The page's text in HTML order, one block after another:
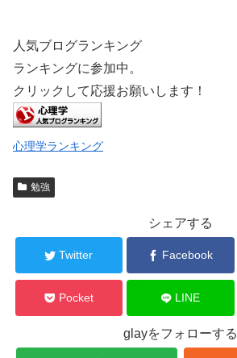
人気ブログランキング
ランキングに参加中。
クリックして応援お願いします！
心理学ランキング
勉強
シェアする
Twitter Facebook
Pocket LINE
glayをフォローする